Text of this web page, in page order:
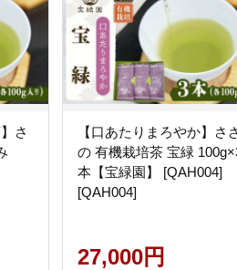
さ
【口あたりまろやか】さ
の 有機栽培茶 宝緑
本【宝緑園】 [QAH004]
[QAH004]
27,000円